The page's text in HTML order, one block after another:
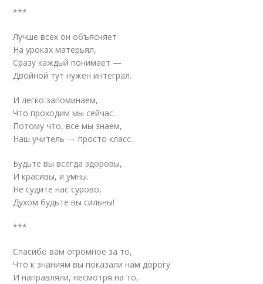
***
Лучше всех он объясняет
На уроках матерьял,
Сразу каждый понимает —
Двойной тут нужен интеграл.
И легко запоминаем,
Что проходим мы сейчас.
Потому что, все мы знаем,
Наш учитель — просто класс.
Будьте вы всегда здоровы,
И красивы, и умны.
Не судите нас сурово,
Духом будьте вы сильны!
***
Спасибо вам огромное за то,
Что к знаниям вы показали нам дорогу
И направляли, несмотря на то,